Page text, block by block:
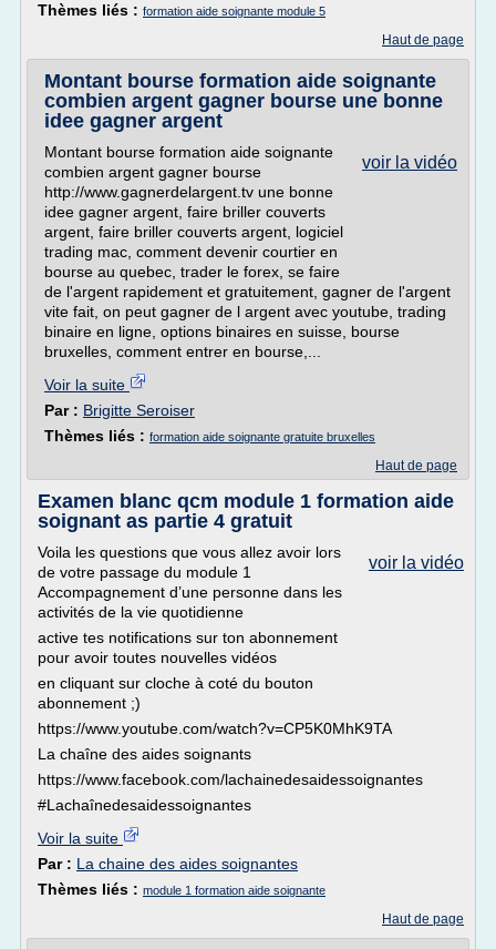
Thèmes liés : formation aide soignante module 5
Haut de page
Montant bourse formation aide soignante
combien argent gagner bourse une bonne
idee gagner argent
voir la vidéo
Montant bourse formation aide soignante
combien argent gagner bourse
http://www.gagnerdelargent.tv une bonne
idee gagner argent, faire briller couverts
argent, faire briller couverts argent, logiciel
trading mac, comment devenir courtier en
bourse au quebec, trader le forex, se faire
de l'argent rapidement et gratuitement, gagner de l'argent
vite fait, on peut gagner de l argent avec youtube, trading
binaire en ligne, options binaires en suisse, bourse
bruxelles, comment entrer en bourse,...
Voir la suite
Par : Brigitte Seroiser
Thèmes liés : formation aide soignante gratuite bruxelles
Haut de page
Examen blanc qcm module 1 formation aide
soignant as partie 4 gratuit
voir la vidéo
Voila les questions que vous allez avoir lors
de votre passage du module 1
Accompagnement d’une personne dans les
activités de la vie quotidienne
active tes notifications sur ton abonnement
pour avoir toutes nouvelles vidéos
en cliquant sur cloche à coté du bouton
abonnement ;)
https://www.youtube.com/watch?v=CP5K0MhK9TA
La chaîne des aides soignants
https://www.facebook.com/lachainedesaidessoignantes
#Lachaînedesaidessoignantes
Voir la suite
Par : La chaine des aides soignantes
Thèmes liés : module 1 formation aide soignante
Haut de page